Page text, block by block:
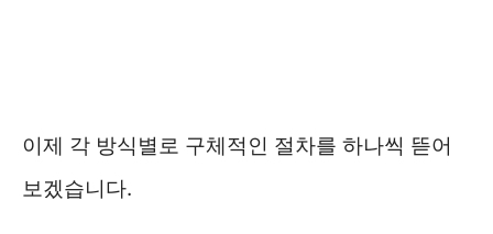
이제 각 방식별로 구체적인 절차를 하나씩 뜯어
보겠습니다.